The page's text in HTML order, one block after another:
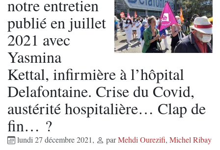
notre entretien
publié en juillet
2021 avec
Yasmina
Kettal, infirmière à l’hôpital
Delafontaine. Crise du Covid,
austérité hospitalière… Clap de
fin… ?
lundi 27 décembre 2021, parMehdi Ourezifi, Michel Ribay